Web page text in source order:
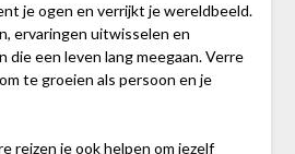
je ogen en verrijkt je wereldbeeld.
ervaringen uitwisselen en
die een leven lang meegaan. Verre
te groeien als persoon en je
reizen je ook helpen om jezelf